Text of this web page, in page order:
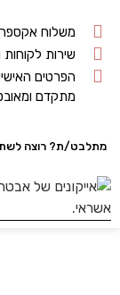
משלוח
שירות לקוחות
הפרטים
מתקדם
מתלבט/ת? רוצה